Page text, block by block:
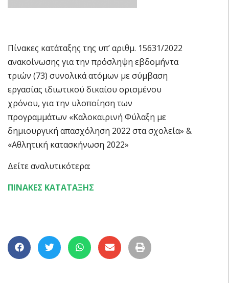
Πίνακες κατάταξης της υπ’ αριθμ. 15631/2022
ανακοίνωσης για την πρόσληψη εβδομήντα
τριών (73) συνολικά ατόμων με σύμβαση
εργασίας ιδιωτικού δικαίου ορισμένου
χρόνου, για την υλοποίηση των
προγραμμάτων «Καλοκαιρινή Φύλαξη με
δημιουργική απασχόληση 2022 στα σχολεία» &
«Αθλητική κατασκήνωση 2022»
Δείτε αναλυτικότερα:
ΠΙΝΑΚΕΣ ΚΑΤΑΤΑΞΗΣ